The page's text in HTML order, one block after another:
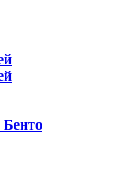
Бенто